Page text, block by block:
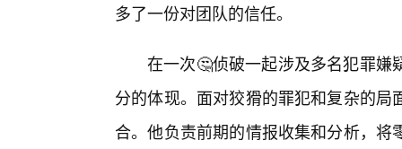
多了一份对团队的信任。
在一次🤔侦破一起涉及多名犯罪嫌
分的体现。面对狡猾的罪犯和复杂的
合。他负责前期的情报收集和分析，